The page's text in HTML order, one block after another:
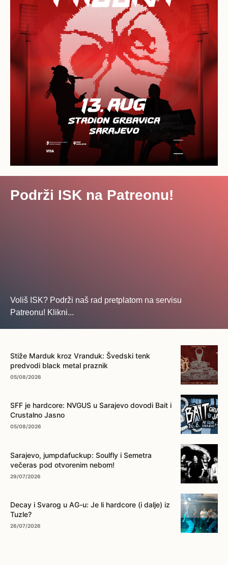
Podrži ISK na Patreonu!
Voliš ISK? Podrži naš rad pretplatom na servisu
Patreonu! Klikni...
Stiže Marduk kroz Vranduk: Švedski tenk
predvodi black metal praznik
05/08/2026
SFF je hardcore: NVGUS u Sarajevo dovodi Bait i
Crustalno Jasno
05/08/2026
Sarajevo, jumpdafuckup: Soulfly i Semetra
večeras pod otvorenim nebom!
29/07/2026
Decay i Svarog u AG-u: Je li hardcore (i dalje) iz
Tuzle?
26/07/2026